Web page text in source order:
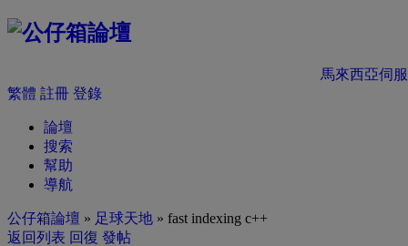
馬來西亞伺
繁體 註冊 登錄
論壇
搜索
幫助
導航
公仔箱論壇 » 足球天地 » fast indexing c++
返回列表 回復 發帖